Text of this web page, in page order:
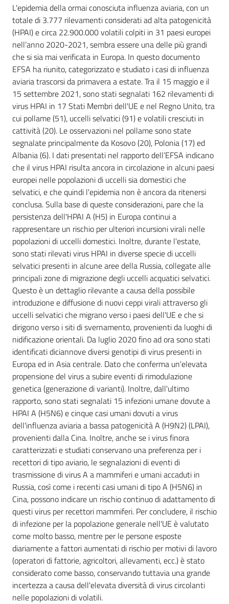
Sede
di
Bruxelles
Seguici
su
Regione
Emilia-
Romagna
Regione
Novità
Servizi
Leggi Atti Bandi
Argomenti
L'epidemia della ormai conosciuta influenza aviaria, con un
totale di 3.777 rilevamenti considerati ad alta patogenicità
(HPAI) e circa 22.900.000 volatili colpiti in 31 paesi europei
nell’anno 2020-2021, sembra essere una delle più grandi
che si sia mai verificata in Europa. In questo documento
EFSA ha riunito, categorizzato e studiato i casi di influenza
aviaria trascorsi da primavera a estate. Tra il 15 maggio e il
15 settembre 2021, sono stati segnalati 162 rilevamenti di
virus HPAI in 17 Stati Membri dell'UE e nel Regno Unito, tra
cui pollame (51), uccelli selvatici (91) e volatili cresciuti in
cattività (20). Le osservazioni nel pollame sono state
segnalate principalmente da Kosovo (20), Polonia (17) ed
Albania (6). I dati presentati nel rapporto dell’EFSA indicano
che il virus HPAI risulta ancora in circolazione in alcuni paesi
europei nelle popolazioni di uccelli sia domestici che
selvatici, e che quindi l'epidemia non è ancora da ritenersi
conclusa. Sulla base di queste considerazioni, pare che la
persistenza dell'HPAI A (H5) in Europa continui a
rappresentare un rischio per ulteriori incursioni virali nelle
popolazioni di uccelli domestici. Inoltre, durante l'estate,
sono stati rilevati virus HPAI in diverse specie di uccelli
selvatici presenti in alcune aree della Russia, collegate alle
principali zone di migrazione degli uccelli acquatici selvatici.
Questo è un dettaglio rilevante a causa della possibile
introduzione e diffusione di nuovi ceppi virali attraverso gli
uccelli selvatici che migrano verso i paesi dell'UE e che si
dirigono verso i siti di svernamento, provenienti da luoghi di
nidificazione orientali. Da luglio 2020 fino ad ora sono stati
identificati diciannove diversi genotipi di virus presenti in
Europa ed in Asia centrale. Dato che conferma un'elevata
propensione del virus a subire eventi di rimodulazione
genetica (generazione di varianti). Inoltre, dall'ultimo
rapporto, sono stati segnalati 15 infezioni umane dovute a
HPAI A (H5N6) e cinque casi umani dovuti a virus
dell'influenza aviaria a bassa patogenicità A (H9N2) (LPAI),
provenienti dalla Cina. Inoltre, anche se i virus finora
caratterizzati e studiati conservano una preferenza per i
recettori di tipo aviario, le segnalazioni di eventi di
trasmissione di virus A a mammiferi e umani accaduti in
Russia, così come i recenti casi umani di tipo A (H5N6) in
Cina, possono indicare un rischio continuo di adattamento di
questi virus per recettori mammiferi. Per concludere, il rischio
di infezione per la popolazione generale nell'UE è valutato
come molto basso, mentre per le persone esposte
diariamente a fattori aumentati di rischio per motivi di lavoro
(operatori di fattorie, agricoltori, allevamenti, ecc.) è stato
considerato come basso, conservando tuttavia una grande
incertezza a causa dell'elevata diversità di virus circolanti
nelle popolazioni di volatili.